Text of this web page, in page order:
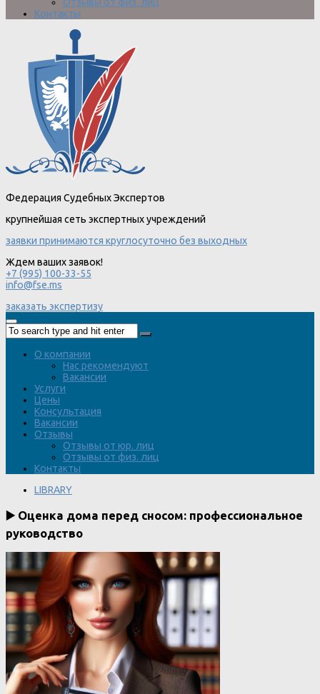
Отзывы от физ. лиц
Контакты
Федерация Судебных Экспертов
крупнейшая сеть экспертных учреждений
заявки принимаются круглосуточно без выходных
Ждем ваших заявок!
+7 (995) 100-33-55
info@fse.ms
заказать экспертизу
О компании
Нас рекомендуют
Вакансии
Услуги
Цены
Консультация
Вакансии
Отзывы
Отзывы от юр. лиц
Отзывы от физ. лиц
Контакты
LIBRARY
▶️ Оценка дома перед сносом: профессиональное
руководство